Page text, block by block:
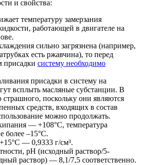
и свойства:
температуру замерзания
работающей в двигателе на
сильно загрязнена (например,
есть ржавчина), то перед
присадки систему необходимо
присадки в систему на
всплыть масляные субстанции. В
страшного, поскольку они являются
средств, входящих в состав
можно продолжать.
— +108°С, температура
более –15°С.
— 0,9333 г/см³.
рН (исходный раствор/5-
раствор) — 8,1/7,5 соответственно.